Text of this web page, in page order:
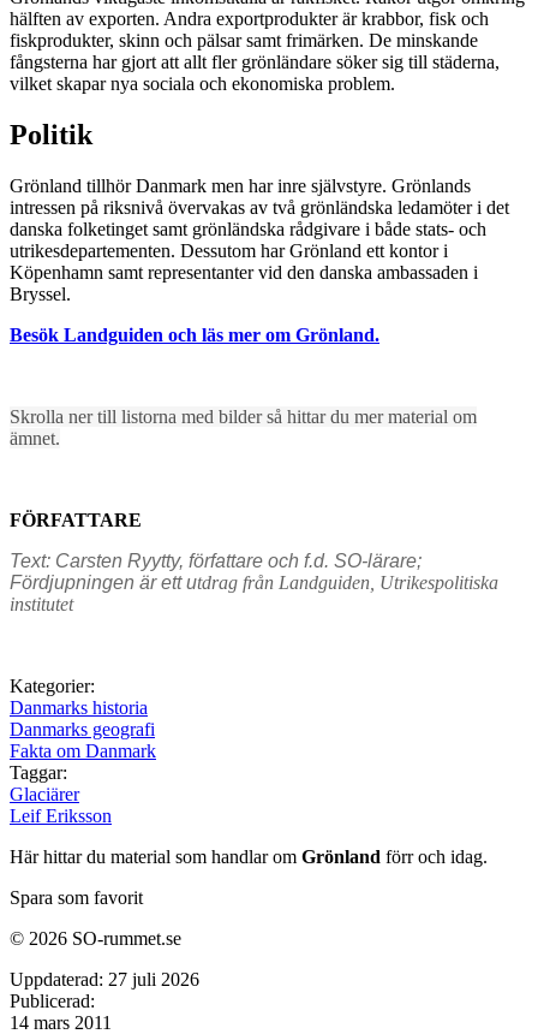
hälften av exporten. Andra exportprodukter är krabbor, fisk och
fiskprodukter, skinn och pälsar samt frimärken. De minskande
fångsterna har gjort att allt fler grönländare söker sig till städerna,
vilket skapar nya sociala och ekonomiska problem.
Politik
Grönland tillhör Danmark men har inre självstyre. Grönlands
intressen på riksnivå övervakas av två grönländska ledamöter i det
danska folketinget samt grönländska rådgivare i både stats- och
utrikesdepartementen. Dessutom har Grönland ett kontor i
Köpenhamn samt representanter vid den danska ambassaden i
Bryssel.
Besök Landguiden och läs mer om Grönland.
Skrolla ner till listorna med bilder så hittar du mer material om
ämnet.
FÖRFATTARE
Text: Carsten Ryytty, författare och f.d. SO-lärare;
Fördjupningen är ett utdrag från Landguiden, Utrikespolitiska
institutet
Kategorier:
Danmarks historia
Danmarks geografi
Fakta om Danmark
Taggar:
Glaciärer
Leif Eriksson
Här hittar du material som handlar om Grönland förr och idag.
Spara som favorit
© 2026 SO-rummet.se
Uppdaterad: 27 juli 2026
Publicerad:
14 mars 2011